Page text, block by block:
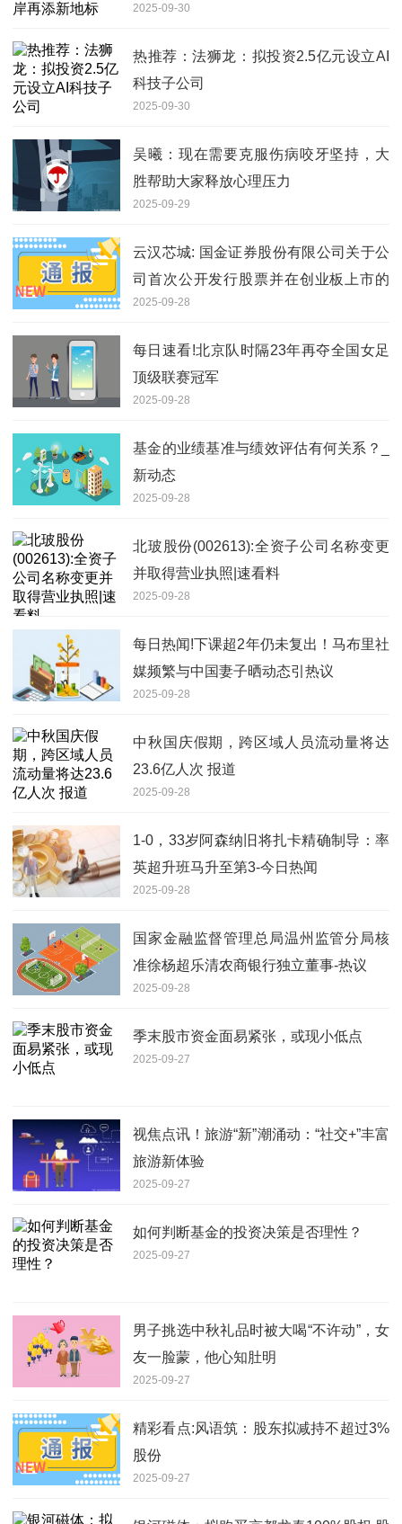
2025-09-30
热推荐：法狮龙：拟投资2.5亿元设立AI
科技子公司
2025-09-30
吴曦：现在需要克服伤病咬牙坚持，大
胜帮助大家释放心理压力
2025-09-29
云汉芯城: 国金证券股份有限公司关于公
司首次公开发行股票并在创业板上市的
上市保荐书内容摘要
2025-09-28
每日速看!北京队时隔23年再夺全国女足
顶级联赛冠军
2025-09-28
基金的业绩基准与绩效评估有何关系？_
新动态
2025-09-28
北玻股份(002613):全资子公司名称变更
并取得营业执照|速看料
2025-09-28
每日热闻!下课超2年仍未复出！马布里社
媒频繁与中国妻子晒动态引热议
2025-09-28
中秋国庆假期，跨区域人员流动量将达
23.6亿人次 报道
2025-09-28
1-0，33岁阿森纳旧将扎卡精确制导：率
英超升班马升至第3-今日热闻
2025-09-28
国家金融监督管理总局温州监管分局核
准徐杨超乐清农商银行独立董事-热议
2025-09-28
季末股市资金面易紧张，或现小低点
2025-09-27
视焦点讯！旅游“新”潮涌动：“社交+”丰富
旅游新体验
2025-09-27
如何判断基金的投资决策是否理性？
2025-09-27
男子挑选中秋礼品时被大喝“不许动”，女
友一脸蒙，他心知肚明
2025-09-27
精彩看点:风语筑：股东拟减持不超过3%
股份
2025-09-27